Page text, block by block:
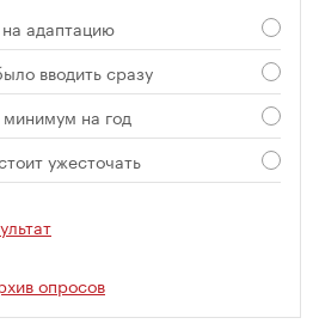
адаптацию
вводить сразу
на год
ужесточать
опросов